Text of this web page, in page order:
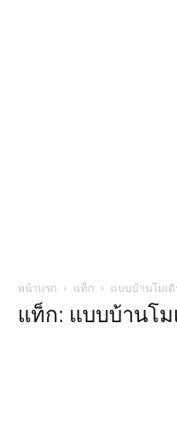
หน้าแรก แท็ก แบบบ้านโมเดิ
แท็ก: แบบบ้านโม